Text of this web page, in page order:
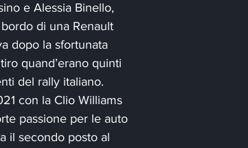
e Alessia Binello,
di una Renault
dopo la sfortunata
quand’erano quinti
del rally italiano.
con la Clio Williams
passione per le auto
il secondo posto al